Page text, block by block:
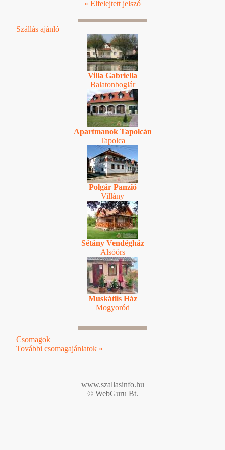
» Elfelejtett jelszó
Szállás ajánló
Villa Gabriella
Balatonboglár
Apartmanok Tapolcán
Tapolca
Polgár Panzió
Villány
Sétány Vendégház
Alsóörs
Muskátlis Ház
Mogyoród
Csomagok
További csomagajánlatok »
www.szallasinfo.hu
© WebGuru Bt.